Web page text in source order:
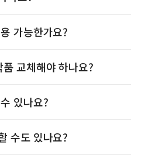
가능한가요?
교체해야 하나요?
있나요?
수도 있나요?